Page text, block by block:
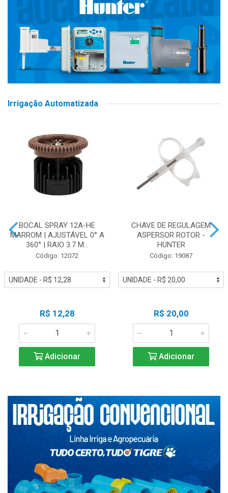
Irrigação Automatizada
BOCAL SPRAY 12A-HE
MARROM | AJUSTÁVEL 0° A
360° | RAIO 3.7 M...
Código: 12072
R$ 12,28
Adicionar
CHAVE DE REGULAGEM
ASPERSOR ROTOR -
HUNTER
Código: 19087
R$ 20,00
Adicionar